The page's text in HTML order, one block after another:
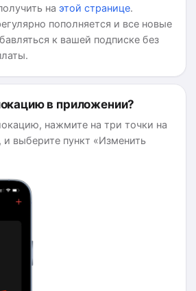
на этой странице.
пополняется и все новые
к вашей подписке без
в приложении?
нажмите на три точки на
и выберите пункт «Изменить